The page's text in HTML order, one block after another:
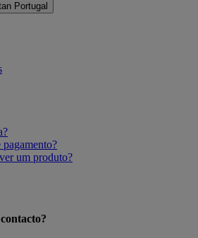
Portugal
pagamento?
um produto?